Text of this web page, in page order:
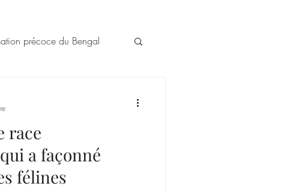
précoce du Bengal
BENGAL
race
a façonné
félines